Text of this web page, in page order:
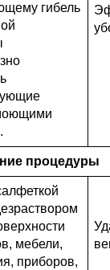
гибель
процедуры
мебели,
приборов,